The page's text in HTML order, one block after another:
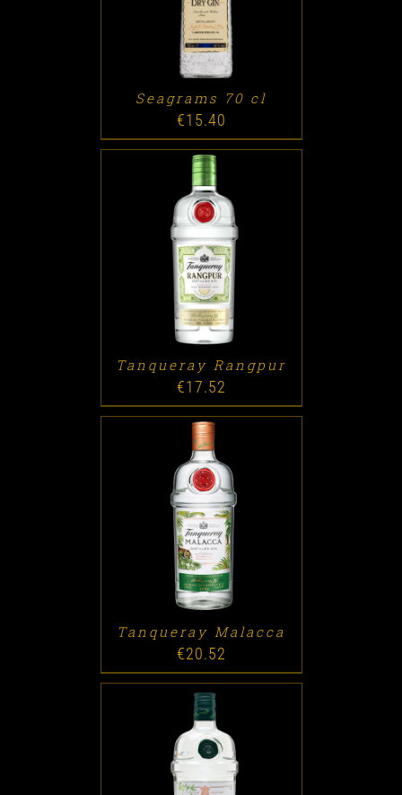
Seagrams 70 cl
€15.40
ADD TO CART / DETALLES
Tanqueray Rangpur
€17.52
ADD TO CART / DETALLES
Tanqueray Malacca
€20.52
ADD TO CART / DETALLES